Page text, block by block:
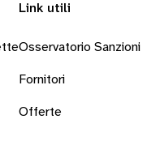
Link utili
Osservatorio Sanzioni
Fornitori
Offerte